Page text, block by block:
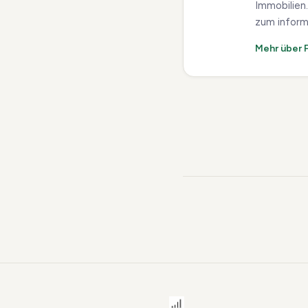
zum
Mehr über